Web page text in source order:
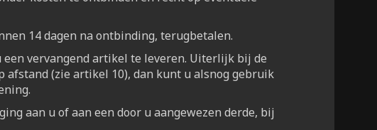
14 dagen na ontbinding, terugbetalen.
vervangend artikel te leveren. Uiterlijk bij de
(zie artikel 10), dan kunt u alsnog gebruik
aan u of aan een door u aangewezen derde, bij